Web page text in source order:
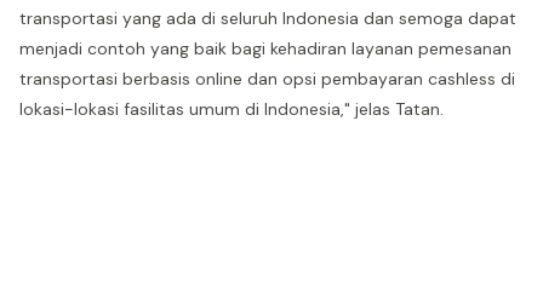
transportasi yang ada di seluruh Indonesia dan semoga dapat
menjadi contoh yang baik bagi kehadiran layanan pemesanan
transportasi berbasis online dan opsi pembayaran cashless di
lokasi-lokasi fasilitas umum di Indonesia," jelas Tatan.